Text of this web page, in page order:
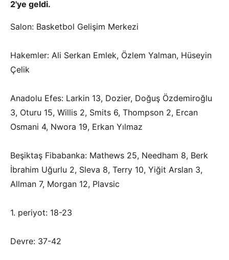
2'ye geldi.
Salon: Basketbol Gelişim Merkezi
Hakemler: Ali Serkan Emlek, Özlem Yalman, Hüseyin
Çelik
Anadolu Efes: Larkin 13, Dozier, Doğuş Özdemiroğlu
3, Oturu 15, Willis 2, Smits 6, Thompson 2, Ercan
Osmani 4, Nwora 19, Erkan Yılmaz
Beşiktaş Fibabanka: Mathews 25, Needham 8, Berk
İbrahim Uğurlu 2, Sleva 8, Terry 10, Yiğit Arslan 3,
Allman 7, Morgan 12, Plavsic
1. periyot: 18-23
Devre: 37-42